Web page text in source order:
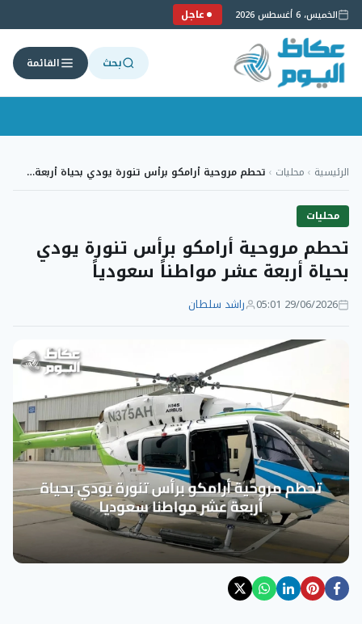
الخميس، 6 أغسطس 2026 عاجل
بحث القائمة
إلىالرئيسية › محليات › تحطم مروحية أرامكو برأس تنورة يودي بحياة أربعة…
محليات
تحطم مروحية أرامكو برأس تنورة يودي
بحياة أربعة عشر مواطناً سعودياً
29/06/2026 05:01 راشد سلطان